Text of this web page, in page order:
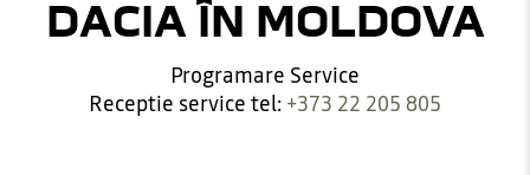
DACIA ÎN MOLDOVA
Programare Service
Receptie service tel: +373 22 205 805